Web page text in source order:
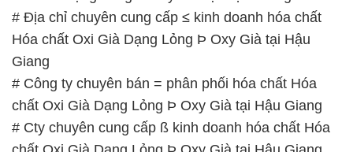
chất Oxi Già Dạng Lỏng Þ Oxy Già tại Hậu Giang
# Cty chuyên cung cấp ß kinh doanh hóa chất Hóa
chất Oxi Già Dạng Lỏng Þ Oxy Già tại Hậu Giang
# Nơi chuyên kinh doanh – phân phối hóa chất Hóa
chất Oxi Già Dạng Lỏng Þ Oxy Già tại Hậu Giang
# Cty chuyên bán [ thương mại ] hóa chất Hóa chất
Oxi Già Dạng Lỏng Þ Oxy Già tại Hậu Giang